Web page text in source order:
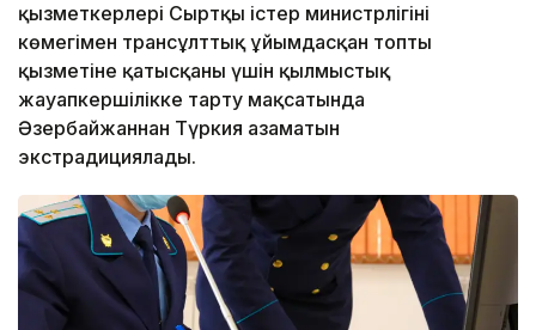
қызметкерлері Сыртқы істер министрлігінің
көмегімен трансұлттық ұйымдасқан топтың
қызметіне қатысқаны үшін қылмыстық
жауапкершілікке тарту мақсатында
Әзербайжаннан Түркия азаматын
экстрадициялады.